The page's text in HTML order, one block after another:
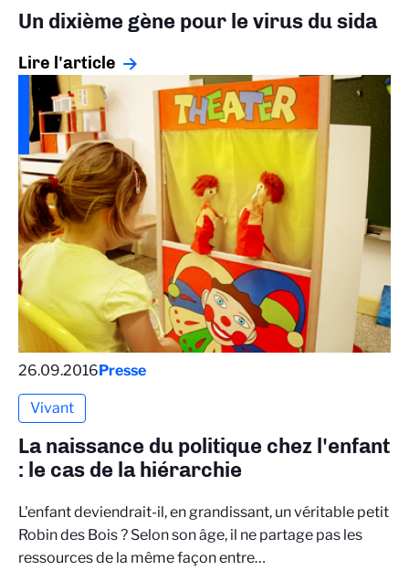
Un dixième gène pour le virus du sida
Lire l'article
26.09.2016Presse
Vivant
La naissance du politique chez l'enfant
: le cas de la hiérarchie
L'enfant deviendrait-il, en grandissant, un véritable petit
Robin des Bois ? Selon son âge, il ne partage pas les
ressources de la même façon entre…